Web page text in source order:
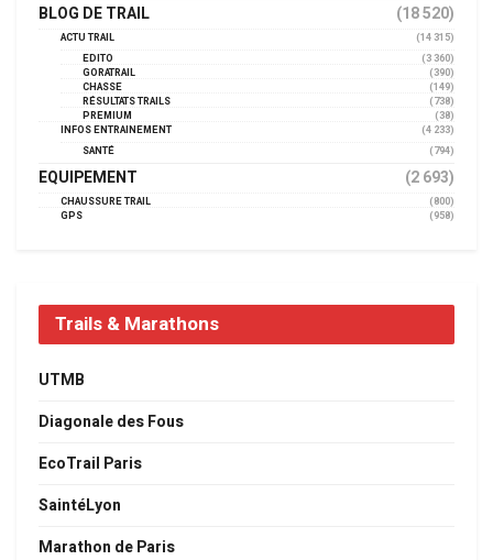
BLOG DE TRAIL (18 520)
ACTU TRAIL
(14 315)
EDITO
(3 360)
GORATRAIL
(390)
CHASSE
(149)
RÉSULTATS TRAILS
(738)
PREMIUM
(38)
INFOS ENTRAINEMENT
(4 233)
SANTÉ
(794)
EQUIPEMENT (2 693)
CHAUSSURE TRAIL
(800)
GPS
(958)
Trails & Marathons
UTMB
Diagonale des Fous
EcoTrail Paris
SaintéLyon
Marathon de Paris